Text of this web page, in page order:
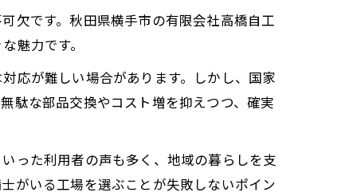
感
欠です。秋田県横手市の有限会社高橋自工
魅力です。
応が難しい場合があります。しかし、国家
駄な部品交換やコスト増を抑えつつ、確実
った利用者の声も多く、地域の暮らしを支
がいる工場を選ぶことが失敗しないポイン